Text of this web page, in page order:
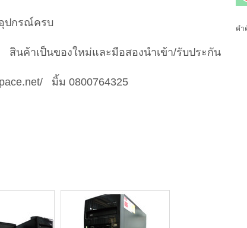
ปกรณ์ครบ
ค้าเป็นของใหม่และมือสองนำเข้า/รับประกัน
มิ้ม 0800764325
คำ